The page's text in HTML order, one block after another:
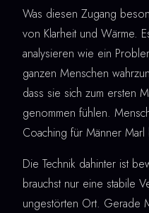
Was diesen Zugang
von Klarheit und Wärme.
analysieren wie ein
ganzen Menschen
dass sie sich zum ersten
genommen fühlen.
Coaching für Männer
Die Technik dahinter ist
brauchst nur eine stabile
ungestörten Ort. Gerade